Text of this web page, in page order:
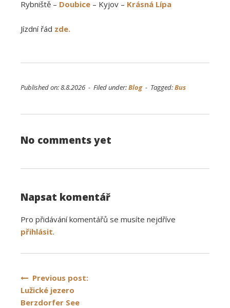
Rybniště – Doubice – Kyjov – Krásná Lípa
Jízdní řád zde.
Published on: 8.8.2026 - Filed under:Blog- Tagged:Bus
No comments yet
Napsat komentář
Pro přidávání komentářů se musíte nejdříve
přihlásit.
Navigace
pro
Previous post:
Lužické jezero
Berzdorfer See